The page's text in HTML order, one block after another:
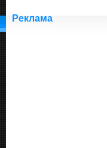
Реклама